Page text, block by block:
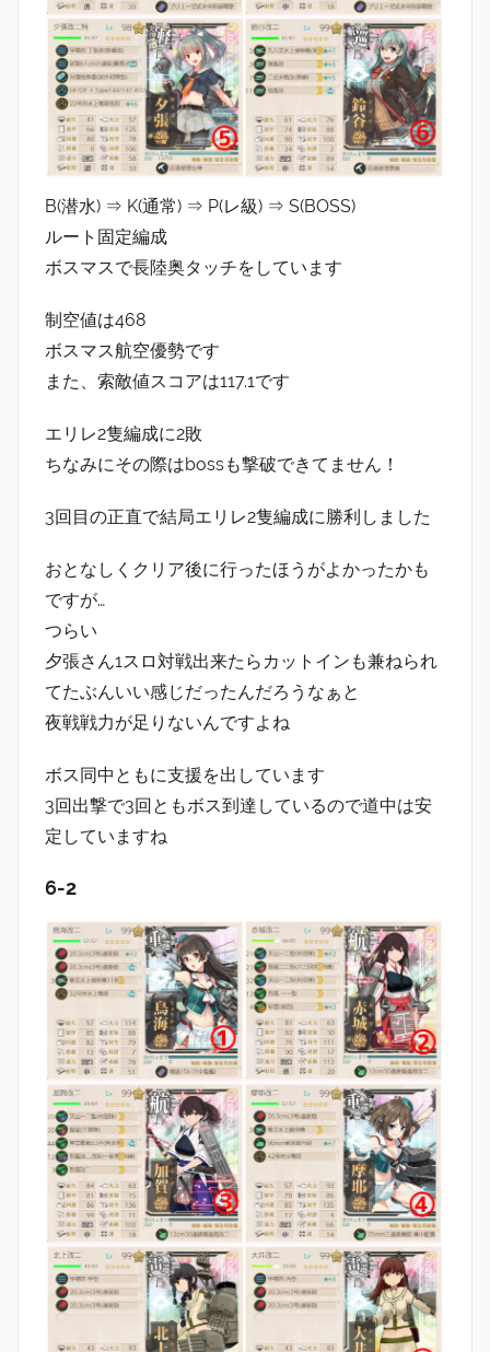
B(潜水) ⇒ K(通常) ⇒ P(レ級) ⇒ S(BOSS)
ルート固定編成
ボスマスで長陸奥タッチをしています
制空値は468
ボスマス航空優勢です
また、索敵値スコアは117.1です
エリレ2隻編成に2敗
ちなみにその際はbossも撃破できてません！
3回目の正直で結局エリレ2隻編成に勝利しました
おとなしくクリア後に行ったほうがよかったかも
ですが…
つらい
夕張さん1スロ対戦出来たらカットインも兼ねられ
てたぶんいい感じだったんだろうなぁと
夜戦戦力が足りないんですよね
ボス同中ともに支援を出しています
3回出撃で3回ともボス到達しているので道中は安
定していますね
6-2